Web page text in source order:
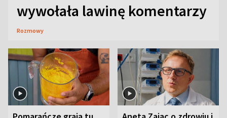
wywołała lawinę komentarzy
Rozmowy